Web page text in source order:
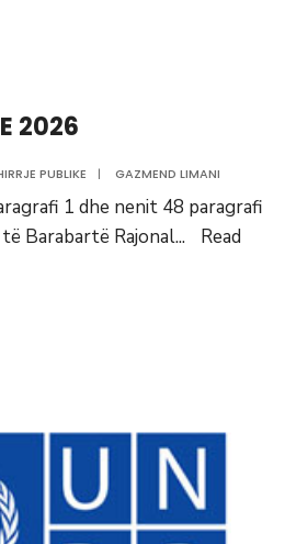
2026
PUBLIKE | GAZMEND LIMANI
1 dhe nenit 48 paragrafi
Barabartë Rajonal...
Read